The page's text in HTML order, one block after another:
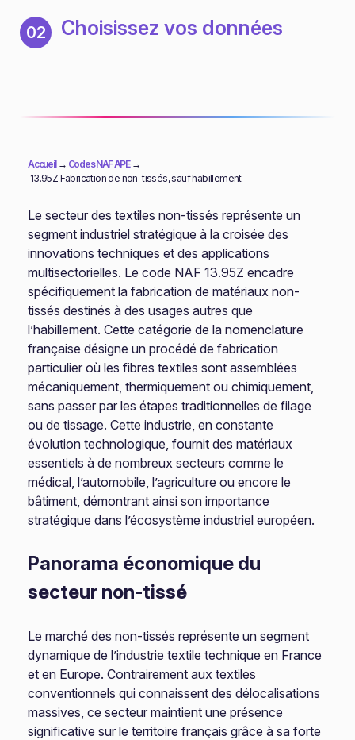
02 Choisissez vos données
Accueil→ Codes NAF APE→
13.95Z Fabrication de non-tissés, sauf habillement
Le secteur des textiles non-tissés représente un
segment industriel stratégique à la croisée des
innovations techniques et des applications
multisectorielles. Le code NAF 13.95Z encadre
spécifiquement la fabrication de matériaux non-
tissés destinés à des usages autres que
l’habillement. Cette catégorie de la nomenclature
française désigne un procédé de fabrication
particulier où les fibres textiles sont assemblées
mécaniquement, thermiquement ou chimiquement,
sans passer par les étapes traditionnelles de filage
ou de tissage. Cette industrie, en constante
évolution technologique, fournit des matériaux
essentiels à de nombreux secteurs comme le
médical, l’automobile, l’agriculture ou encore le
bâtiment, démontrant ainsi son importance
stratégique dans l’écosystème industriel européen.
Panorama économique du
secteur non-tissé
Le marché des non-tissés représente un segment
dynamique de l’industrie textile technique en France
et en Europe. Contrairement aux textiles
conventionnels qui connaissent des délocalisations
massives, ce secteur maintient une présence
significative sur le territoire français grâce à sa forte